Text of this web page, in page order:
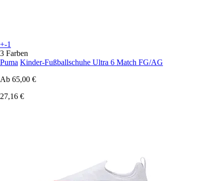
+-1
3 Farben
Puma Kinder-Fußballschuhe Ultra 6 Match FG/AG
Ab 65,00 €
27,16 €